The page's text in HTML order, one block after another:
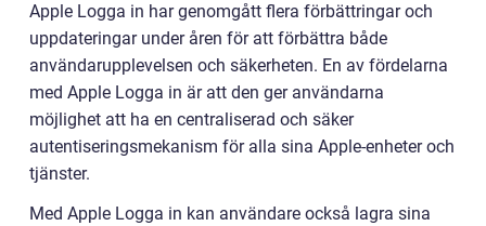
Apple Logga in har genomgått flera förbättringar och
uppdateringar under åren för att förbättra både
användarupplevelsen och säkerheten. En av fördelarna
med Apple Logga in är att den ger användarna
möjlighet att ha en centraliserad och säker
autentiseringsmekanism för alla sina Apple-enheter och
tjänster.
Med Apple Logga in kan användare också lagra sina